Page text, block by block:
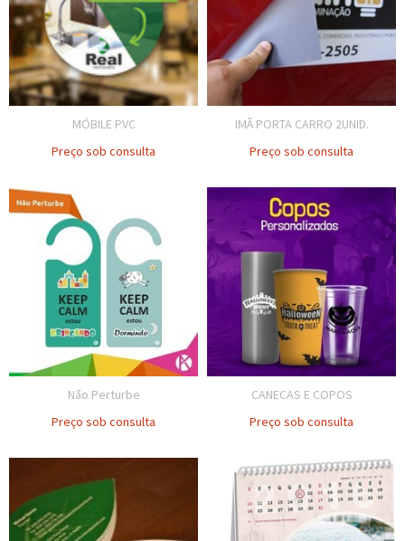
MÓBILE PVC
Preço sob consulta
IMÃ PORTA CARRO 2UNID.
Preço sob consulta
Não Perturbe
Preço sob consulta
CANECAS E COPOS
Preço sob consulta